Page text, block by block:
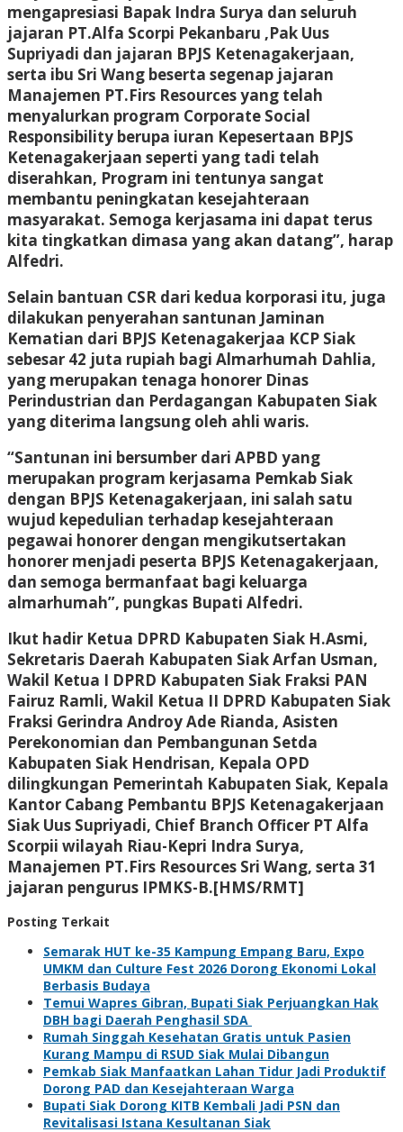
mengapresiasi Bapak Indra Surya dan seluruh
jajaran PT.Alfa Scorpi Pekanbaru ,Pak Uus
Supriyadi dan jajaran BPJS Ketenagakerjaan,
serta ibu Sri Wang beserta segenap jajaran
Manajemen PT.Firs Resources yang telah
menyalurkan program Corporate Social
Responsibility berupa iuran Kepesertaan BPJS
Ketenagakerjaan seperti yang tadi telah
diserahkan, Program ini tentunya sangat
membantu peningkatan kesejahteraan
masyarakat. Semoga kerjasama ini dapat terus
kita tingkatkan dimasa yang akan datang”, harap
Alfedri.
Selain bantuan CSR dari kedua korporasi itu, juga
dilakukan penyerahan santunan Jaminan
Kematian dari BPJS Ketenagakerjaa KCP Siak
sebesar 42 juta rupiah bagi Almarhumah Dahlia,
yang merupakan tenaga honorer Dinas
Perindustrian dan Perdagangan Kabupaten Siak
yang diterima langsung oleh ahli waris.
“Santunan ini bersumber dari APBD yang
merupakan program kerjasama Pemkab Siak
dengan BPJS Ketenagakerjaan, ini salah satu
wujud kepedulian terhadap kesejahteraan
pegawai honorer dengan mengikutsertakan
honorer menjadi peserta BPJS Ketenagakerjaan,
dan semoga bermanfaat bagi keluarga
almarhumah”, pungkas Bupati Alfedri.
Ikut hadir Ketua DPRD Kabupaten Siak H.Asmi,
Sekretaris Daerah Kabupaten Siak Arfan Usman,
Wakil Ketua I DPRD Kabupaten Siak Fraksi PAN
Fairuz Ramli, Wakil Ketua II DPRD Kabupaten Siak
Fraksi Gerindra Androy Ade Rianda, Asisten
Perekonomian dan Pembangunan Setda
Kabupaten Siak Hendrisan, Kepala OPD
dilingkungan Pemerintah Kabupaten Siak, Kepala
Kantor Cabang Pembantu BPJS Ketenagakerjaan
Siak Uus Supriyadi, Chief Branch Officer PT Alfa
Scorpii wilayah Riau-Kepri Indra Surya,
Manajemen PT.Firs Resources Sri Wang, serta 31
jajaran pengurus IPMKS-B.[HMS/RMT]
Posting Terkait
Semarak HUT ke-35 Kampung Empang Baru, Expo
UMKM dan Culture Fest 2026 Dorong Ekonomi Lokal
Berbasis Budaya
Temui Wapres Gibran, Bupati Siak Perjuangkan Hak
DBH bagi Daerah Penghasil SDA
Rumah Singgah Kesehatan Gratis untuk Pasien
Kurang Mampu di RSUD Siak Mulai Dibangun
Pemkab Siak Manfaatkan Lahan Tidur Jadi Produktif
Dorong PAD dan Kesejahteraan Warga
Bupati Siak Dorong KITB Kembali Jadi PSN dan
Revitalisasi Istana Kesultanan Siak